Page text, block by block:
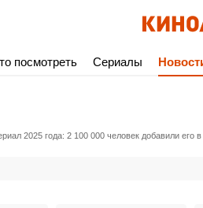
посмотреть Сериалы
2025 года: 2 100 000 человек добавили его